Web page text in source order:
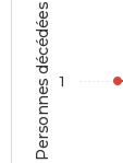
Personnes décédées 1